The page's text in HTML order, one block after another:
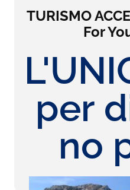
TURISMO
For
per
no